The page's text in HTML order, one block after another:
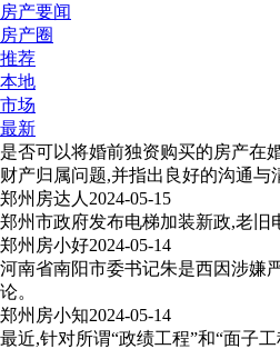
房产要闻
房产圈
推荐
本地
市场
最新
是否可以将婚前独资购买的房产在
财产归属问题,并指出良好的沟通与
郑州房达人 2024-05-15
郑州市政府发布电梯加装新政,老旧
郑州房小好2024-05-14
河南省南阳市委书记朱是西因涉嫌
论。
郑州房小知2024-05-14
最近,针对所谓“政绩工程”和“面子